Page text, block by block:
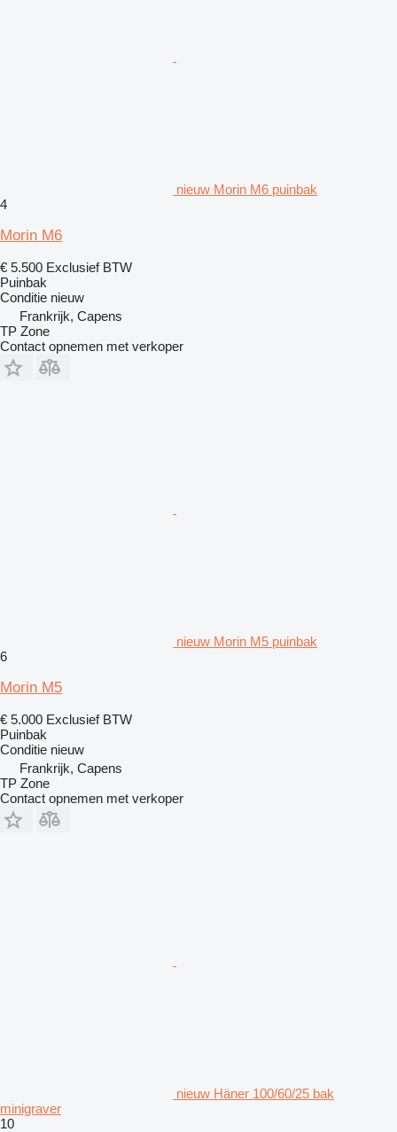
nieuw Morin M6 puinbak
4
Morin M6
€ 5.500 Exclusief BTW
Puinbak
Conditie nieuw
Frankrijk, Capens
TP Zone
Contact opnemen met verkoper
nieuw Morin M5 puinbak
6
Morin M5
€ 5.000 Exclusief BTW
Puinbak
Conditie nieuw
Frankrijk, Capens
TP Zone
Contact opnemen met verkoper
nieuw Häner 100/60/25 bak
minigraver
10